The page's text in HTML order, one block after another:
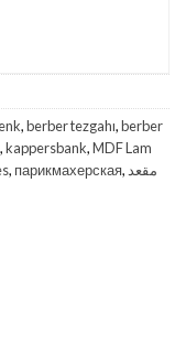
,berber tezgahı,berber
,kappersbank,MDF Lam
, парикмахерская, مقعد